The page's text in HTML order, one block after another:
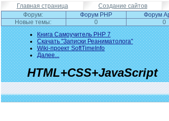
Главная страница Создание сайтов
Форум:
Форум PHP Форум
Новые темы:
0 0
Книга Самоучитель PHP 7
Скачать "Записки Реаниматолога"
Wiki-проект SoftTimeInfo
Далее...
HTML+CSS+JavaScript